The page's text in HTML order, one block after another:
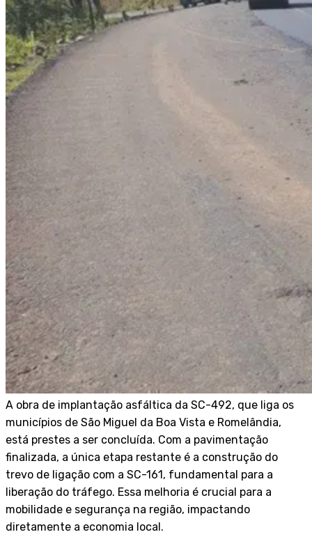
A obra de implantação asfáltica da SC-492, que liga os
municípios de São Miguel da Boa Vista e Romelândia,
está prestes a ser concluída. Com a pavimentação
finalizada, a única etapa restante é a construção do
trevo de ligação com a SC-161, fundamental para a
liberação do tráfego. Essa melhoria é crucial para a
mobilidade e segurança na região, impactando
diretamente a economia local.